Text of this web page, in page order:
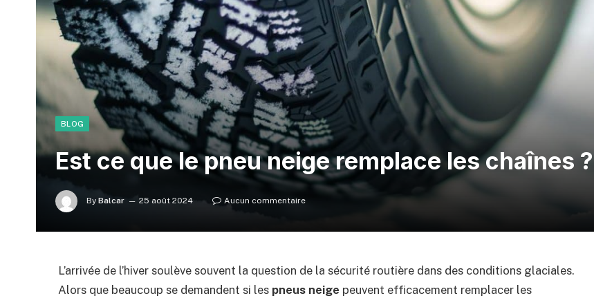
BLOG
Est ce que le pneu neige remplace les chaînes ?
By Balcar 25 août 2024 Aucun commentaire
L’arrivée de l’hiver soulève souvent la question de la sécurité routière dans des conditions glaciales.
Alors que beaucoup se demandent si les pneus neige peuvent efficacement remplacer les